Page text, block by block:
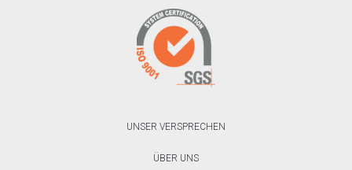
UNSER VERSPRECHEN
ÜBER UNS